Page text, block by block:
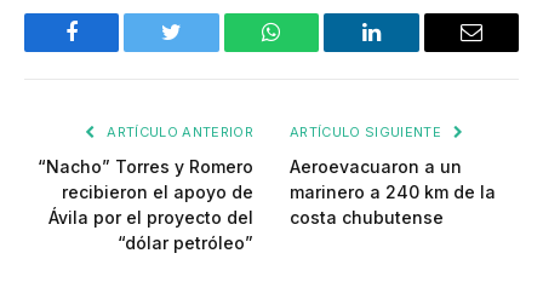
Facebook Twitter WhatsApp LinkedIn Email
ARTÍCULO ANTERIOR
“Nacho” Torres y Romero
recibieron el apoyo de
Ávila por el proyecto del
“dólar petróleo”
ARTÍCULO SIGUIENTE
Aeroevacuaron a un
marinero a 240 km de la
costa chubutense